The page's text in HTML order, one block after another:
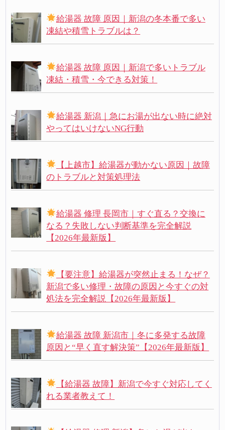
給湯器 故障 原因｜新潟の冬本番で多い
凍結や積雪トラブルは？
給湯器 故障 原因｜新潟で多いトラブル
凍結・積雪・今できる対策！
給湯器 新潟｜急にお湯が出ない時に絶対
やってはいけないNG行動
【上越市】給湯器が動かない原因｜故障
のトラブルと対策処理法
給湯器 修理 長岡市｜すぐ直る？交換に
なる？失敗しない判断基準を完全解説
【2026年最新版】
【要注意】給湯器が突然止まる！なぜ？
新潟で多い修理・故障の原因と今すぐの対
処法を完全解説【2026年最新版】
給湯器 故障 新潟市｜冬に多発する故障
原因と“早く直す解決策”【2026年最新版】
【給湯器 故障】新潟で今すぐ対応してく
れる業者教えて！